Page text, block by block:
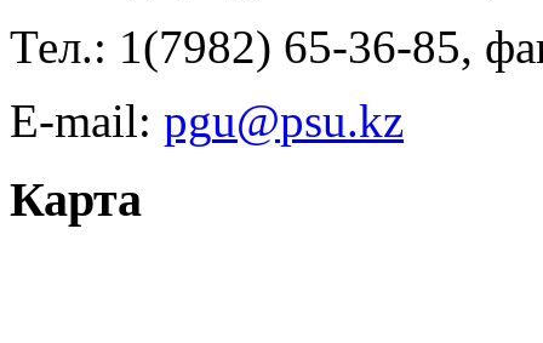
Тел.: 1(7982) 65-36-85,
E-mail:
Карта